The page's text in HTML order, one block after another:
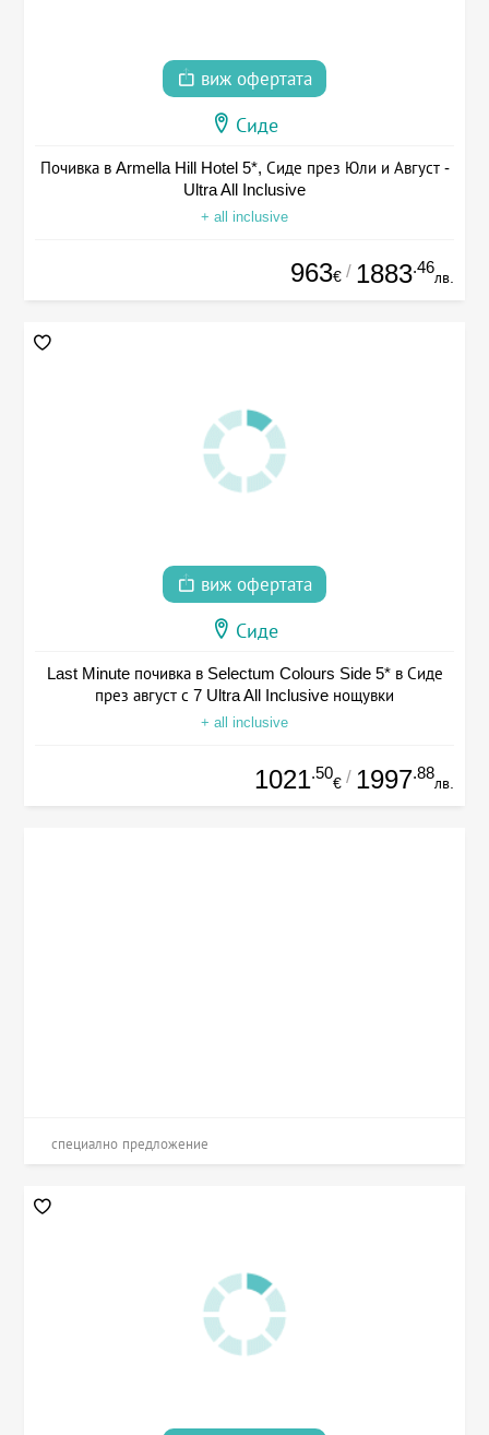
виж офертата
Сиде
Почивка в Armella Hill Hotel 5*, Сиде през Юли и Август -
Ultra All Inclusive
+ all inclusive
963€ / 1883.46
лв.
виж офертата
Сиде
Last Minute почивка в Selectum Colours Side 5* в Сиде
през август с 7 Ultra All Inclusive нощувки
+ all inclusive
1021.50
€ / 1997.88
лв.
специално предложение